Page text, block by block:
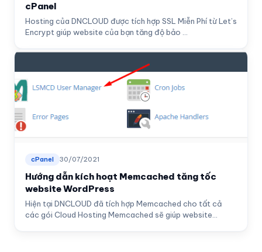
cPanel
Hosting của DNCLOUD được tích hợp SSL Miễn Phí từ Let’s
Encrypt giúp website của bạn tăng độ bảo ...
cPanel 30/07/2021
Hướng dẫn kích hoạt Memcached tăng tốc
website WordPress
Hiện tại DNCLOUD đã tích hợp Memcached cho tất cả
các gói Cloud Hosting Memcached sẽ giúp website...